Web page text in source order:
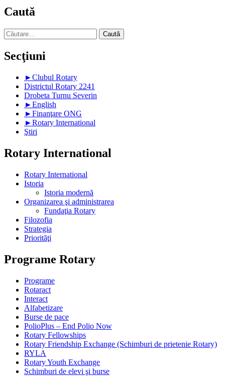
Caută
Caută
după:
Secţiuni
►Clubul Rotary
Districtul Rotary 2241
Drobeta Turnu Severin
►English
►Finanţare ONG
►Rotary International
Ştiri
Rotary International
Rotary International
Istoria
Istoria modernă
Organizarea şi administrarea
Fundaţia Rotary
Filozofia
Strategia
Priorităţi
Programe Rotary
Programe
Rotaract
Interact
Alfabetizare
Burse de pace
PolioPlus – End Polio Now
Rotary Fellowships
Rotary Friendship Exchange (Schimburi de prietenie Rotary)
RYLA
Rotary Youth Exchange
Schimburi de elevi şi burse